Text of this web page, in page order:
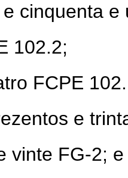
cinquenta e
102.2;
FCPE
e
vinte FG-2; e